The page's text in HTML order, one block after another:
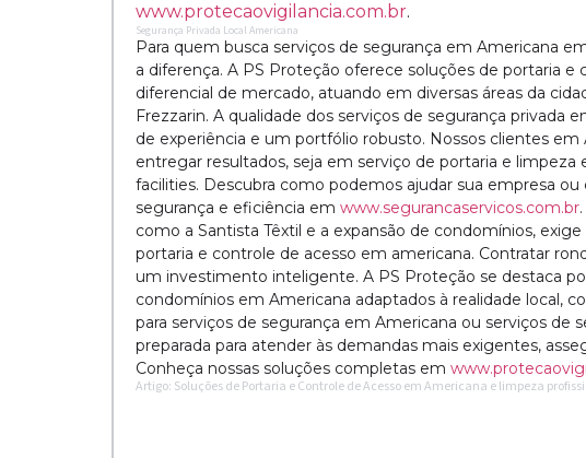
www.protecaovigilancia.com.br.
Segurança Privada Local Americana
Para quem busca serviços de segurança em Americana
a diferença. A PS Proteção oferece soluções de portaria
diferencial de mercado, atuando em diversas áreas da
Frezzarin. A qualidade dos serviços de segurança privada
de experiência e um portfólio robusto. Nossos clientes
entregar resultados, seja em serviço de portaria e
facilities. Descubra como podemos ajudar sua empresa
segurança e eficiência em www.segurancaservicos.com.br
como a Santista Têxtil e a expansão de condomínios,
portaria e controle de acesso em americana. Contratar
um investimento inteligente. A PS Proteção se destaca
condomínios em Americana adaptados à realidade local,
para serviços de segurança em Americana ou serviços de
preparada para atender às demandas mais exigentes,
Conheça nossas soluções completas em
Artigo: Soluções de Portaria e Controle de Acesso em Americana e limpeza